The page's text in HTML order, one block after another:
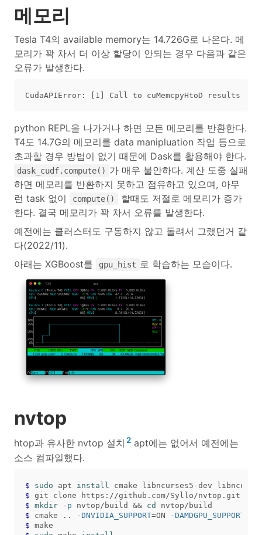
메모리
Tesla T4의 available memory는 14.726G로 나온다. 메
모리가 꽉 차서 더 이상 할당이 안되는 경우 다음과 같은
오류가 발생한다.
python REPL을 나가거나 하면 모든 메모리를 반환한다.
T4도 14.7G의 메모리를 data manipluation 작업 등으로
초과할 경우 방법이 없기 때문에 Dask를 활용해야 한다.
dask_cudf.compute() 가 매우 불안하다. 계산 도중 실패
하면 메모리를 반환하지 못하고 점유하고 있으며, 아무
런 task 없이
compute()
할때도 저절로 메모리가 증가
한다. 결국 메모리가 꽉 차서 오류를 발생한다.
예전에는 클러스터도 구동하지 않고 돌려서 그랬던거 같
다(2022/11).
아래는 XGBoost를
gpu_hist 로 학습하는 모습이다.
nvtop
htop과 유사한 nvtop 설치 2apt에는 없어서 예전에는
소스 컴파일했다.
$ sudo apt install
$
$
mkdir -p nvtop/build && cd
$
cmake .. -DNVIDIA_SUPPORT=ON -DAMDGPU_SUPPORT
$